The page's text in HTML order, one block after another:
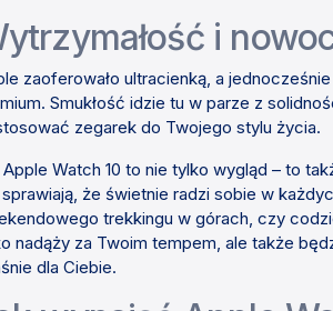
i
zaoferowało ultracienką, a
Smukłość idzie tu w parze z
zegarek do Twojego stylu życia.
Apple Watch 10 to nie tylko wygląd – to
sprawiają, że świetnie radzi sobie w
trekkingu w górach, czy
nadąży za Twoim tempem, ale także
dla Ciebie.